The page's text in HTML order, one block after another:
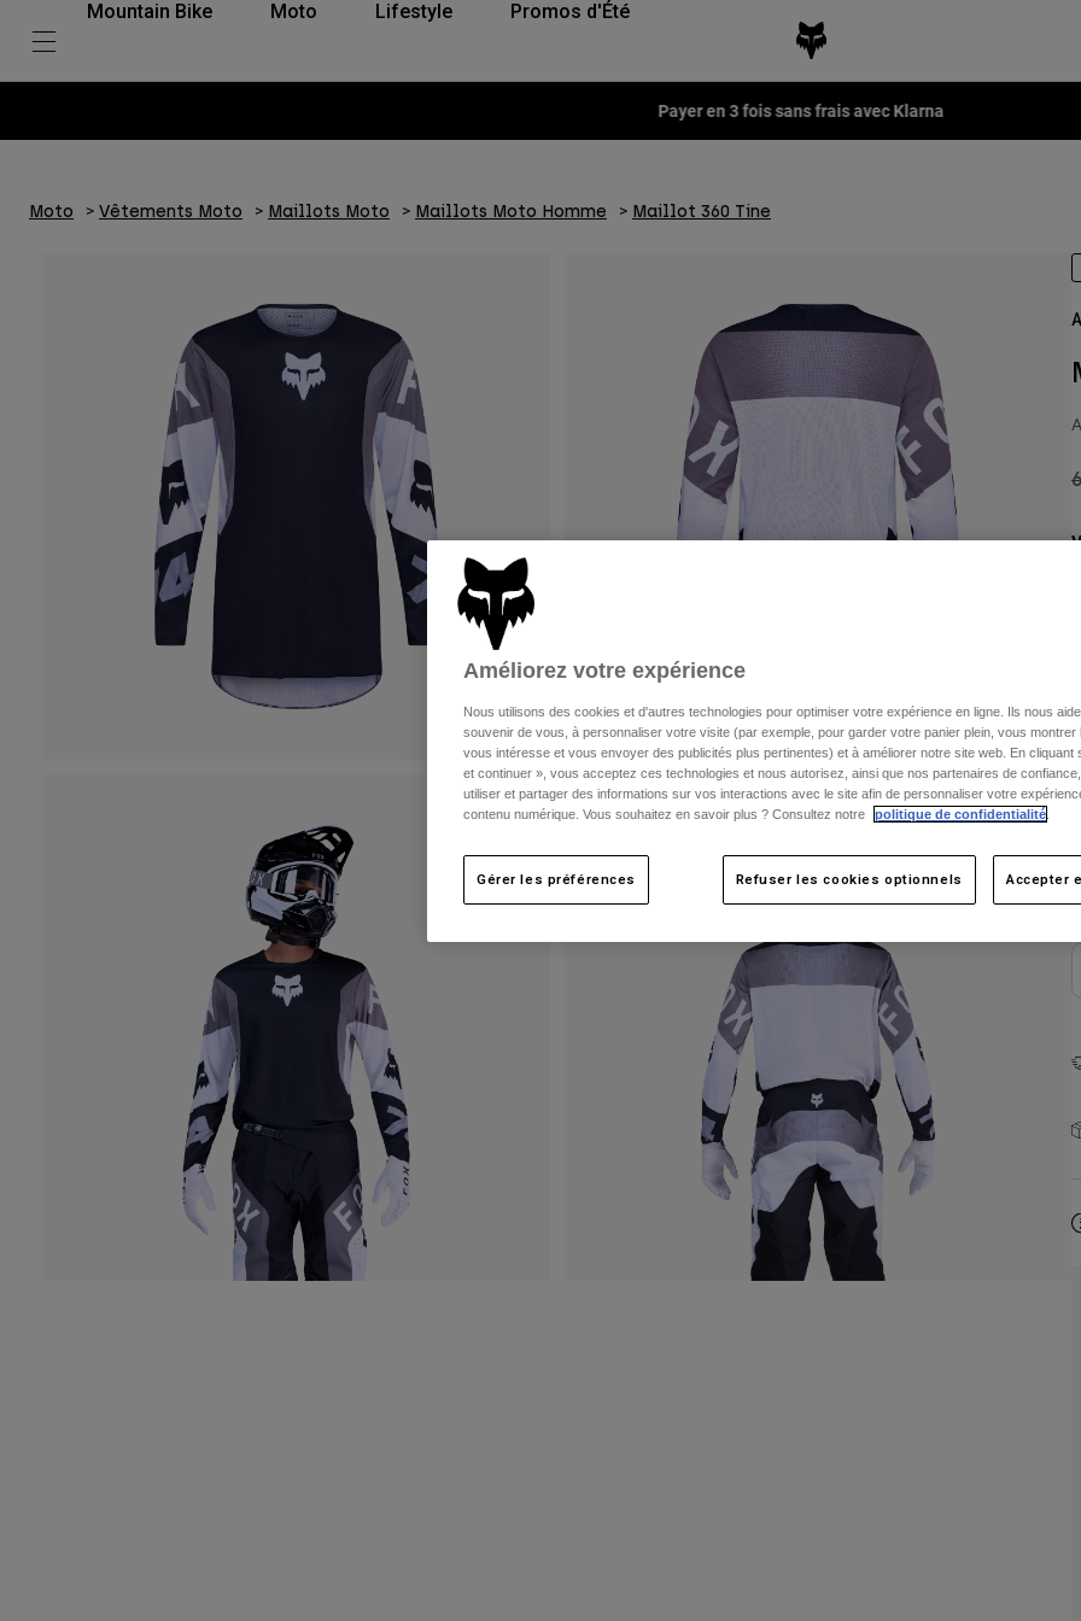
Mountain Bike Moto Lifestyle Promos d'Été
Fox LAB Capsule Collection -Voir la collection
Moto Vêtements Moto Maillots Moto Maillots Moto Homme Maillot 360 Tine
Améliorez votre expérience
Nous utilisons des cookies et d'autres technologies pour optimiser votre expérience en ligne. Ils nous
souvenir de vous, à personnaliser votre visite (par exemple, pour garder votre panier plein, vous montrer
vous intéresse et vous envoyer des publicités plus pertinentes) et à améliorer notre site web. En cliquant
et continuer », vous acceptez ces technologies et nous autorisez, ainsi que nos partenaires de
utiliser et partager des informations sur vos interactions avec le site afin de personnaliser votre
contenu numérique. Vous souhaitez en savoir plus ? Consultez notre
politique de confidentialité.
Gérer les préférences Refuser les cookies optionnels Accepter